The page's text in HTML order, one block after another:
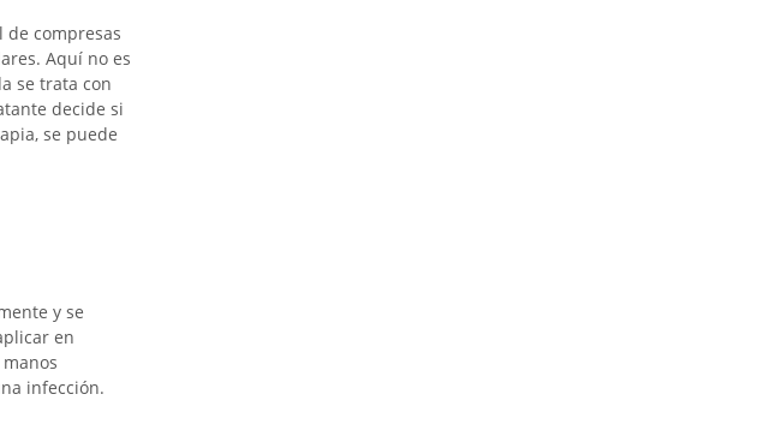
de compresas
Aquí no es
se trata con
decide si
se puede
y se
en
infección.